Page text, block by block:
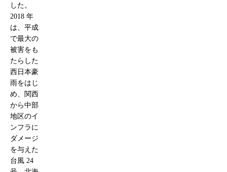
した。
2018 年
は、平成
で最大の
被害をも
たらした
西日本豪
雨をはじ
め、関西
から中部
地区のイ
ンフラに
ダメージ
を与えた
台風 24